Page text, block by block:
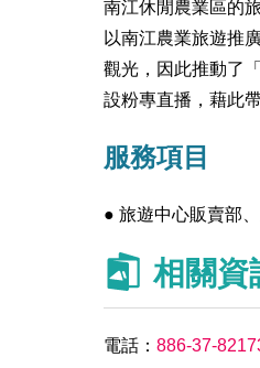
南江休閒農業區的
以南江農業旅遊推
觀光，因此推動了
設粉專直播，藉此
服務項目
● 旅遊中心販賣部
相關資
電話：886-37-